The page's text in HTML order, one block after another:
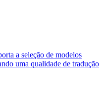
a seleção de modelos
uma qualidade de tradução